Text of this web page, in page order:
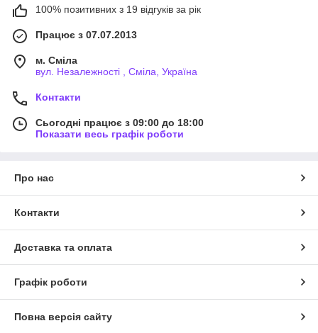
100% позитивних з 19 відгуків за рік
Працює з 07.07.2013
м. Сміла
вул. Незалежності , Сміла, Україна
Контакти
Сьогодні працює з 09:00 до 18:00
Показати весь графік роботи
Про нас
Контакти
Доставка та оплата
Графік роботи
Повна версія сайту